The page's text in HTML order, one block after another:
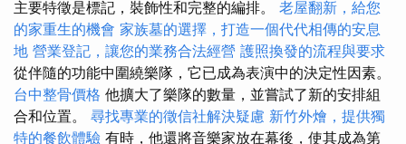
主要特徵是標記，裝飾性和完整的編排。 老屋翻新，給您
的家重生的機會 家族墓的選擇，打造一個代代相傳的安息
地 營業登記，讓您的業務合法經營 護照換發的流程與要求
從伴隨的功能中圍繞樂隊，它已成為表演中的決定性因素。
台中整骨價格 他擴大了樂隊的數量，並嘗試了新的安排組
合和位置。 尋找專業的徵信社解決疑慮 新竹外燴，提供獨
特的餐飲體驗 有時，他還將音樂家放在幕後，使其成為第